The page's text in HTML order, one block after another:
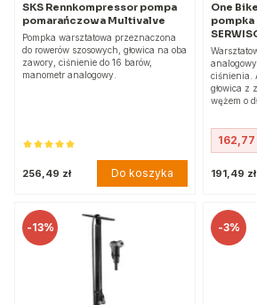
SKS Rennkompressor pompa
pomarańczowa Multivalve
Pompka warsztatowa przeznaczona
do rowerów szosowych, głowica na oba
zawory, ciśnienie do 16 barów,
manometr analogowy.
256,49 zł Do koszyka
One
pompka
ciśnienia.
głowica z
wężem o
162,77
191,49 zł
-13% -3%